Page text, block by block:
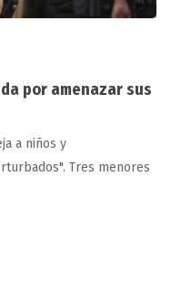
por amenazar sus
a niños y
Tres menores